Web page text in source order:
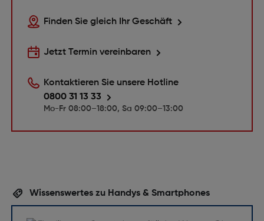
Finden Sie gleich Ihr Geschäft
Jetzt Termin vereinbaren
Kontaktieren Sie unsere Hotline
0800 31 13 33
Mo-Fr 08:00–18:00, Sa 09:00–13:00
Wissenswertes zu Handys & Smartphones